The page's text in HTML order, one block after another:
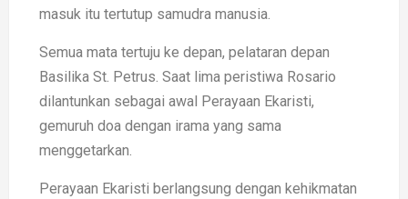
masuk itu tertutup samudra manusia.
Semua mata tertuju ke depan, pelataran depan
Basilika St. Petrus. Saat lima peristiwa Rosario
dilantunkan sebagai awal Perayaan Ekaristi,
gemuruh doa dengan irama yang sama
menggetarkan.
Perayaan Ekaristi berlangsung dengan kehikmatan